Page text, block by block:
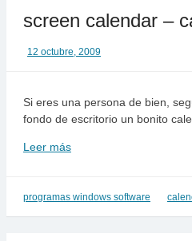
screen calendar –
12 octubre, 2009
Si eres una persona de bien,
fondo de escritorio un bonito
Leer más
calendario
como
programas windows software